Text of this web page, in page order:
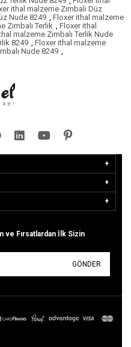
ithal malzeme Zımbalı Düz
Nude 8249 , Floxer ithal malzeme
Zımbalı Terlik , Floxer ithal
malzeme Zımbalı Terlik Nude
8249 , Floxer ithal malzeme
Nude 8249 ,
ve Fırsatlardan İlk Sizin
GÖNDER